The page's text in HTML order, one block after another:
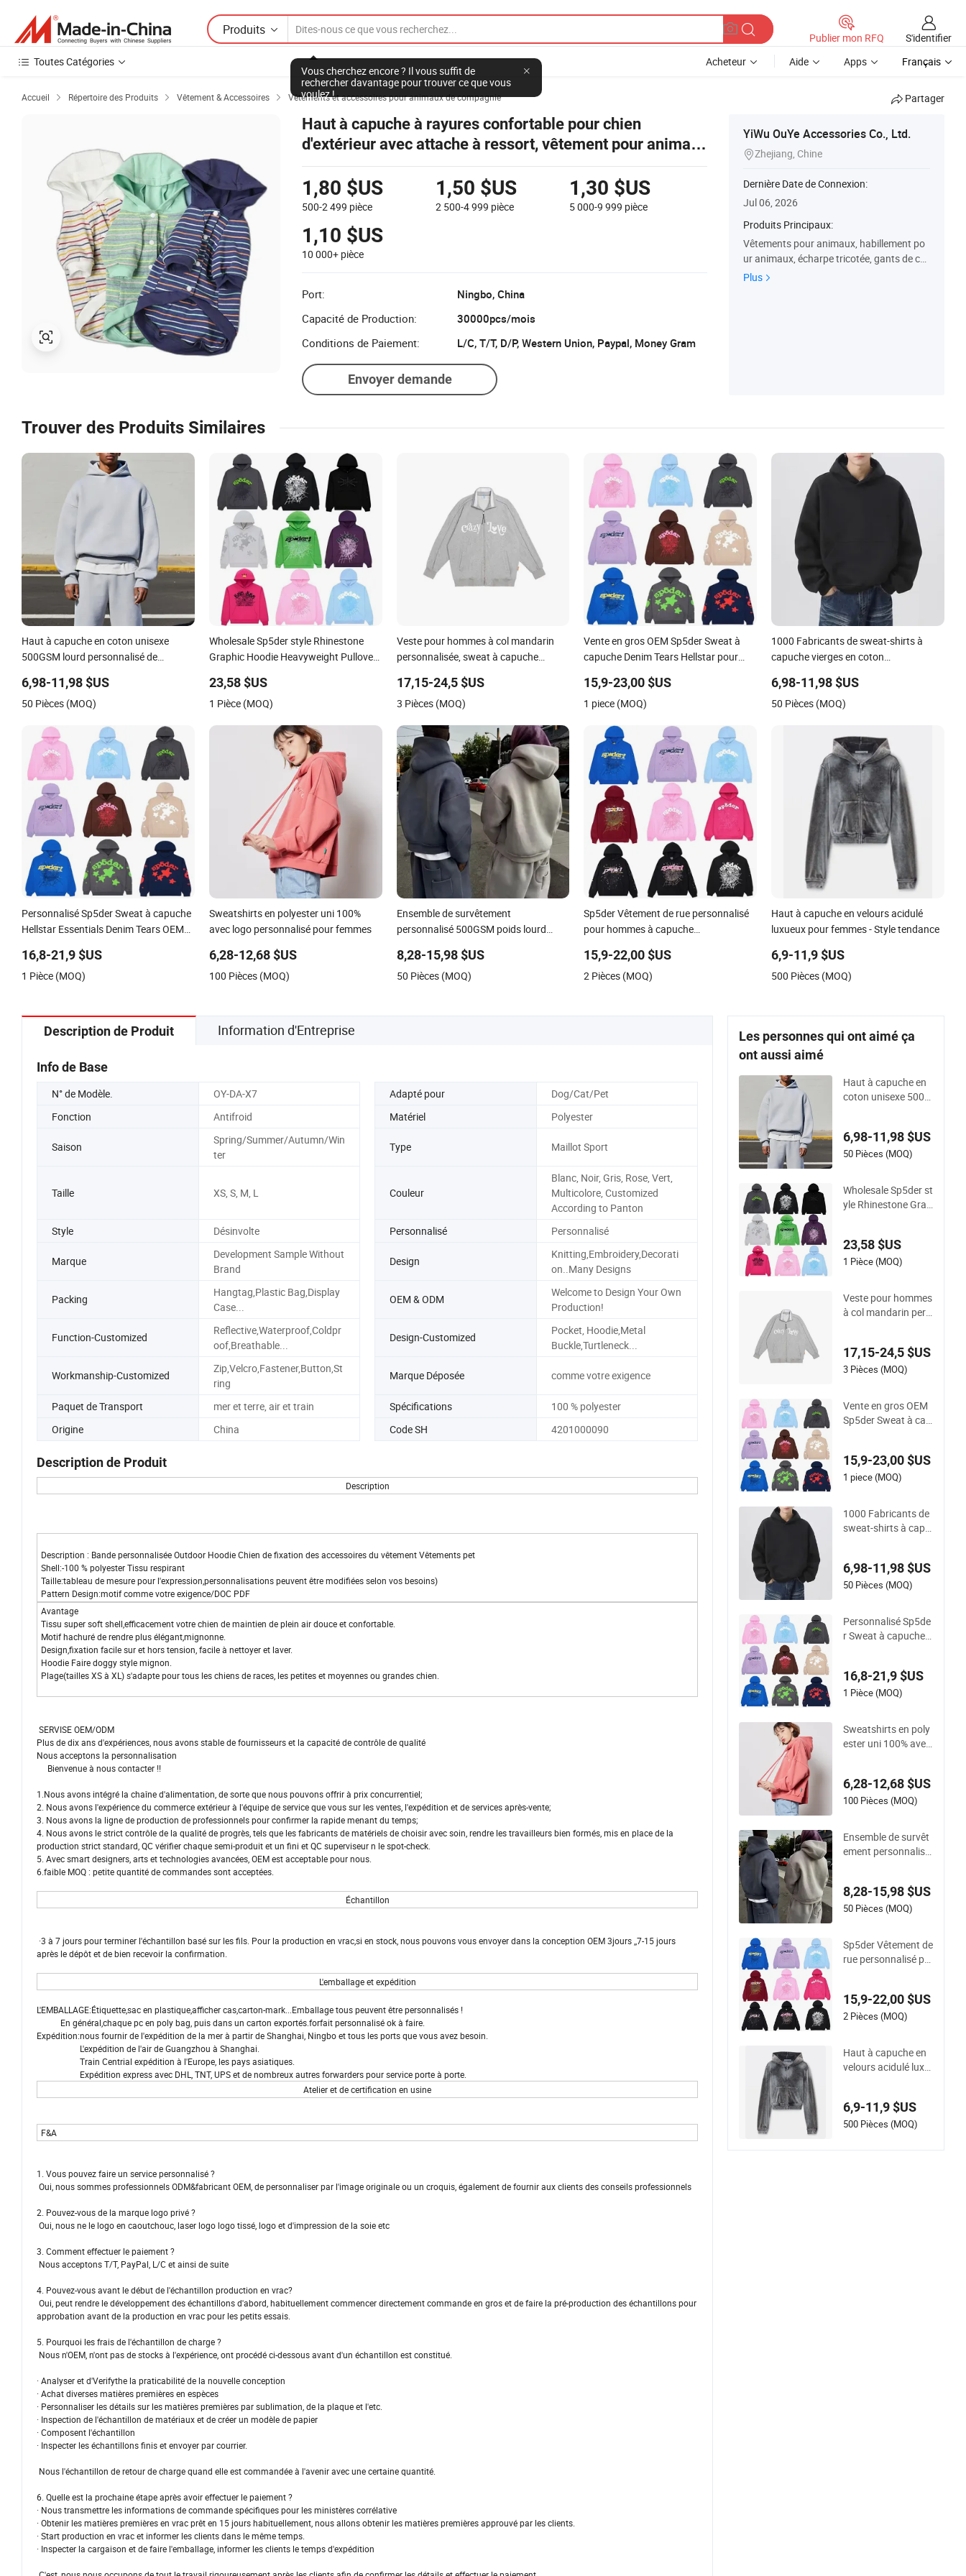
Produits
Vous cherchez encore ? Il vous suffit de
rechercher davantage pour trouver ce que vous
voulez !
Publier mon RFQ
S'identifier
Toutes Catégories
Acheteur Aide Apps Français
Accueil  Répertoire des Produits  Vêtement & Accessoires  Vêtements et accessoires pour animaux de compagnie Partager
Haut à capuche à rayures confortable pour chien
d'extérieur avec attache à ressort, vêtement pour animaux
de compagnie
1,80 $US
500-2 499 pièce
1,50 $US
2 500-4 999 pièce
1,30 $US
5 000-9 999 pièce
1,10 $US
10 000+ pièce
Port:
Ningbo, China
Capacité de Production:
30000pcs/mois
Conditions de Paiement:
L/C, T/T, D/P, Western Union, Paypal, Money Gram
Envoyer demande
YiWu OuYe Accessories Co., Ltd.
Zhejiang, Chine
Dernière Date de Connexion:
Jul 06, 2026
Produits Principaux:
Vêtements pour animaux, habillement po
ur animaux, écharpe tricotée, gants de co
urse, gants de vélo, écharpe, sacs, bonnet
Plus
Trouver des Produits Similaires
Haut à capuche en coton unisexe
500GSM lourd personnalisé de
plain pour hommes, haut à capuche
ample vierge, fabricants de hauts à
6,98-11,98 $US
50 Pièces (MOQ)
Wholesale Sp5der style Rhinestone
Graphic Hoodie Heavyweight Pullover
23,58 $US
1 Pièce (MOQ)
Veste pour hommes à col mandarin
personnalisée, sweat à capuche
streetwear
17,15-24,5 $US
3 Pièces (MOQ)
Vente en gros OEM Sp5der Sweat à
capuche Denim Tears Hellstar pour
15,9-23,00 $US
1 piece (MOQ)
1000 Fabricants de sweat-shirts à
capuche vierges en coton
épaule tombante, sweat-shirt
surdimensionné en poids lourd pour
6,98-11,98 $US
50 Pièces (MOQ)
Personnalisé Sp5der Sweat à capuche
Hellstar Essentials Denim Tears OEM
16,8-21,9 $US
1 Pièce (MOQ)
Sweatshirts en polyester uni 100%
avec logo personnalisé pour femmes
6,28-12,68 $US
100 Pièces (MOQ)
Ensemble de survêtement
personnalisé 500GSM poids lourd
vierges, pantalon de survêtement,
joggings, ensembles de sport,
8,28-15,98 $US
50 Pièces (MOQ)
Sp5der Vêtement de rue personnalisé
pour hommes à capuche
fourniture OEM
15,9-22,00 $US
2 Pièces (MOQ)
Haut à capuche en velours acidulé
luxueux pour femmes - Style tendance
6,9-11,9 $US
500 Pièces (MOQ)
Description de Produit Information d'Entreprise
Info de Base
N° de Modèle. OY-DA-X7 Adapté pour
Dog/Cat/Pet
Fonction
Antifroid Matériel Polyester
Saison
Spring/Summer/Autumn/Win
ter
Type Maillot Sport
Taille XS, S, M, L Couleur
Blanc, Noir, Gris, Rose, Vert,
Multicolore, Customized
According to Panton
Style
Désinvolte Personnalisé Personnalisé
Marque
Development Sample Without
Brand
Design
Knitting,Embroidery,Decorati
on..Many Designs
Packing
Hangtag,Plastic Bag,Display
Case...
OEM & ODM
Welcome to Design Your Own
Production!
Function-Customized
Reflective,Waterproof,Coldpr
oof,Breathable...
Design-Customized
Pocket, Hoodie,Metal
Buckle,Turtleneck...
Workmanship-Customized
Zip,Velcro,Fastener,Button,St
ring
Marque Déposée comme votre exigence
Paquet de Transport mer et terre, air et train Spécifications
100 % polyester
Origine
China Code SH 4201000090
Description de Produit
Description
Description : Bande personnalisée Outdoor Hoodie Chien de fixation des accessoires du vêtement Vêtements pet
Shell:-100 % polyester Tissu respirant
Taille:tableau de mesure pour l'expression,personnalisations peuvent être modifiées selon vos besoins)
Pattern Design:motif comme votre exigence/DOC PDF
Avantage
Tissu super soft shell,efficacement votre chien de maintien de plein air douce et confortable.
Motif hachuré de rendre plus élégant,mignonne.
Design,fixation facile sur et hors tension, facile à nettoyer et laver.
Hoodie Faire doggy style mignon.
Plage(tailles XS à XL) s'adapte pour tous les chiens de races, les petites et moyennes ou grandes chien.
SERVISE OEM/ODM
Plus de dix ans d'expériences, nous avons stable de fournisseurs et la capacité de contrôle de qualité
Nous acceptons la personnalisation
Bienvenue à nous contacter !!
1.Nous avons intégré la chaîne d'alimentation, de sorte que nous pouvons offrir à prix concurrentiel;
2. Nous avons l'expérience du commerce extérieur à l'équipe de service que vous sur les ventes, l'expédition et de services après-vente;
3. Nous avons la ligne de production de professionnels pour confirmer la rapide menant du temps;
4. Nous avons le strict contrôle de la qualité de progrès, tels que les fabricants de matériels de choisir avec soin, rendre les travailleurs bien formés, mis en place de la
production strict standard, QC vérifier chaque semi-produit et un fini et QC superviseur n le spot-check.
5. Avec smart designers, arts et technologies avancées, OEM est acceptable pour nous.
6.faible MOQ : petite quantité de commandes sont acceptées.
Échantillon
·3 à 7 jours pour terminer l'échantillon basé sur les fils. Pour la production en vrac,si en stock, nous pouvons vous envoyer dans la conception OEM 3jours ,,7-15 jours
après le dépôt et de bien recevoir la confirmation.
L'emballage et expédition
L'EMBALLAGE:Étiquette,sac en plastique,afficher cas,carton-mark...Emballage tous peuvent être personnalisés !
En général,chaque pc en poly bag, puis dans un carton exportés.forfait personnalisé ok à faire.
Expédition:nous fournir de l'expédition de la mer à partir de Shanghai, Ningbo et tous les ports que vous avez besoin.
L'expédition de l'air de Guangzhou à Shanghai.
Train Centrial expédition à l'Europe, les pays asiatiques.
Expédition express avec DHL, TNT, UPS et de nombreux autres forwarders pour service porte à porte.
Atelier et de certification en usine
F&A
1. Vous pouvez faire un service personnalisé ?
Oui, nous sommes professionnels ODM&fabricant OEM, de personnaliser par l'image originale ou un croquis, également de fournir aux clients des conseils professionnels
2. Pouvez-vous de la marque logo privé ?
Oui, nous ne le logo en caoutchouc, laser logo logo tissé, logo et d'impression de la soie etc
3. Comment effectuer le paiement ?
Nous acceptons T/T, PayPal, L/C et ainsi de suite
4. Pouvez-vous avant le début de l'échantillon production en vrac?
Oui, peut rendre le développement des échantillons d'abord, habituellement commencer directement commande en gros et de faire la pré-production des échantillons pour
approbation avant de la production en vrac pour les petits essais.
5. Pourquoi les frais de l'échantillon de charge ?
Nous n'OEM, n'ont pas de stocks à l'expérience, ont procédé ci-dessous avant d'un échantillon est constitué.
· Analyser et d'Verifythe la praticabilité de la nouvelle conception
· Achat diverses matières premières en espèces
· Personnaliser les détails sur les matières premières par sublimation, de la plaque et l'etc.
· Inspection de l'échantillon de matériaux et de créer un modèle de papier
· Composent l'échantillon
· Inspecter les échantillons finis et envoyer par courrier.
Nous l'échantillon de retour de charge quand elle est commandée à l'avenir avec une certaine quantité.
6. Quelle est la prochaine étape après avoir effectuer le paiement ?
· Nous transmettre les informations de commande spécifiques pour les ministères corrélative
· Obtenir les matières premières en vrac prêt en 15 jours habituellement, nous allons obtenir les matières premières approuvé par les clients.
· Start production en vrac et informer les clients dans le même temps.
· Inspecter la cargaison et de faire l'emballage, informer les clients le temps d'expédition
Les personnes qui ont aimé ça
ont aussi aimé
Haut à capuche en
coton unisexe 500G
ut à capuche oversi
zed plain pour hom
cants de hauts à ca
puche cropped
6,98-11,98 $US
50 Pièces (MOQ)
Wholesale Sp5der st
yle Rhinestone Grap
Custom Fournisseu
r
23,58 $US
1 Pièce (MOQ)
Veste pour hommes
à col mandarin pers
t de style sportif et s
treetwear
17,15-24,5 $US
3 Pièces (MOQ)
Vente en gros OEM
Sp5der Sweat à cap
s Mode de rue Pullo
ver
15,9-23,00 $US
1 piece (MOQ)
1000 Fabricants de
sweat-shirts à capu
eat-shirt noir à épau
le tombante, sweat-
r hommes
6,98-11,98 $US
50 Pièces (MOQ)
Personnalisé Sp5de
r Sweat à capuche
en gros du fabricant
16,8-21,9 $US
1 Pièce (MOQ)
Sweatshirts en poly
ester uni 100% avec
6,28-12,68 $US
100 Pièces (MOQ)
Ensemble de survêt
ement personnalisé
ts à capuche vierge
s, pantalon de survê
reetwear, tenue de s
port pour hommes, l
8,28-15,98 $US
50 Pièces (MOQ)
Sp5der Vêtement de
rue personnalisé po
100% Fleece en coto
n fourniture OEM
15,9-22,00 $US
2 Pièces (MOQ)
Haut à capuche en
velours acidulé luxu
6,9-11,9 $US
500 Pièces (MOQ)